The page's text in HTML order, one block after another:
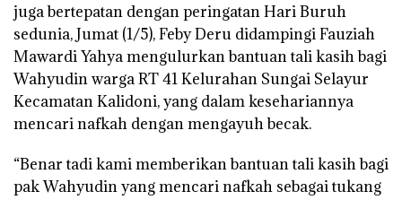
juga bertepatan dengan peringatan Hari Buruh
sedunia, Jumat (1/5), Feby Deru didampingi Fauziah
Mawardi Yahya mengulurkan bantuan tali kasih bagi
Wahyudin warga RT 41 Kelurahan Sungai Selayur
Kecamatan Kalidoni, yang dalam kesehariannya
mencari nafkah dengan mengayuh becak.
“Benar tadi kami memberikan bantuan tali kasih bagi
pak Wahyudin yang mencari nafkah sebagai tukang